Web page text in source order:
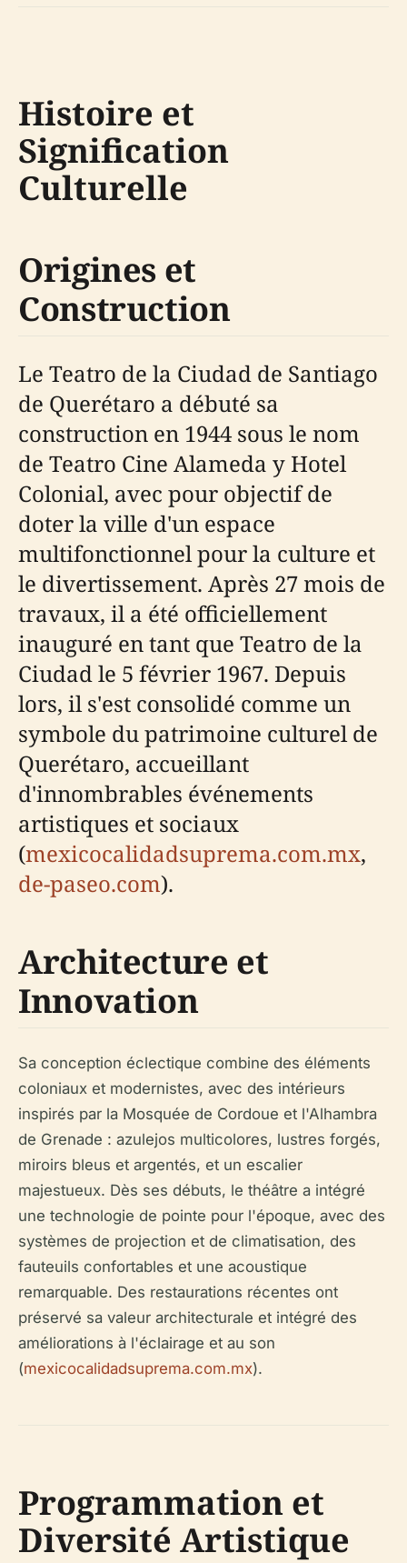
Histoire et
Signification
Culturelle
Origines et
Construction
Le Teatro de la Ciudad de Santiago
de Querétaro a débuté sa
construction en 1944 sous le nom
de Teatro Cine Alameda y Hotel
Colonial, avec pour objectif de
doter la ville d'un espace
multifonctionnel pour la culture et
le divertissement. Après 27 mois de
travaux, il a été officiellement
inauguré en tant que Teatro de la
Ciudad le 5 février 1967. Depuis
lors, il s'est consolidé comme un
symbole du patrimoine culturel de
Querétaro, accueillant
d'innombrables événements
artistiques et sociaux
(mexicocalidadsuprema.com.mx,
de-paseo.com).
Architecture et
Innovation
Sa conception éclectique combine des éléments
coloniaux et modernistes, avec des intérieurs
inspirés par la Mosquée de Cordoue et l'Alhambra
de Grenade : azulejos multicolores, lustres forgés,
miroirs bleus et argentés, et un escalier
majestueux. Dès ses débuts, le théâtre a intégré
une technologie de pointe pour l'époque, avec des
systèmes de projection et de climatisation, des
fauteuils confortables et une acoustique
remarquable. Des restaurations récentes ont
préservé sa valeur architecturale et intégré des
améliorations à l'éclairage et au son
(mexicocalidadsuprema.com.mx).
Programmation et
Diversité Artistique